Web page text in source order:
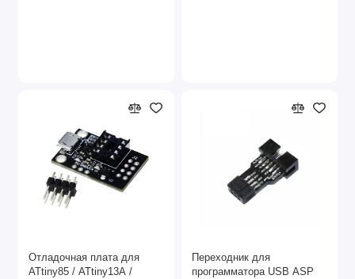
Отладочная плата для
ATtiny85 / ATtiny13A /
Переходник для
программатора USB ASP